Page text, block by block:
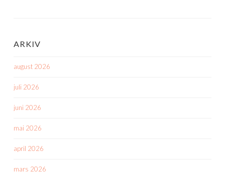
ARKIV
august 2026
juli 2026
juni 2026
mai 2026
april 2026
mars 2026